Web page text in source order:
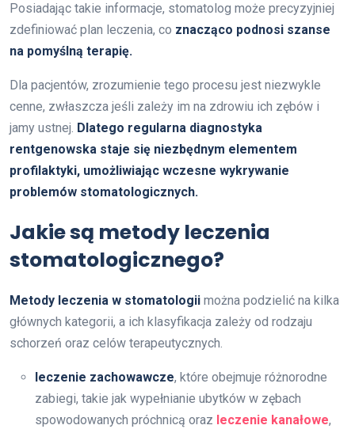
Posiadając takie informacje, stomatolog może precyzyjniej
zdefiniować plan leczenia, co znacząco podnosi szanse
na pomyślną terapię.
Dla pacjentów, zrozumienie tego procesu jest niezwykle
cenne, zwłaszcza jeśli zależy im na zdrowiu ich zębów i
jamy ustnej. Dlatego regularna diagnostyka
rentgenowska staje się niezbędnym elementem
profilaktyki, umożliwiając wczesne wykrywanie
problemów stomatologicznych.
Jakie są metody leczenia
stomatologicznego?
Metody leczenia w stomatologii można podzielić na kilka
głównych kategorii, a ich klasyfikacja zależy od rodzaju
schorzeń oraz celów terapeutycznych.
leczenie zachowawcze, które obejmuje różnorodne
zabiegi, takie jak wypełnianie ubytków w zębach
spowodowanych próchnicą oraz leczenie kanałowe,